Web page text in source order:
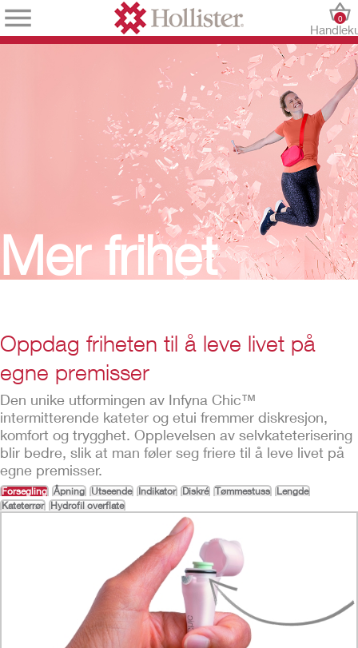
0
Mer frihet​
Play
Video
Oppdag friheten til å leve livet på
egne premisser
Den unike utformingen av Infyna Chic™
intermitterende kateter og etui fremmer diskresjon,
komfort og trygghet. Opplevelsen av selvkateterisering
blir bedre, slik at man føler seg friere til å leve livet på
egne premisser.
Forsegling Åpning Utseende Indikator Diskré Tømmestuss Lengde
Kateterrør Hydrofil overflate